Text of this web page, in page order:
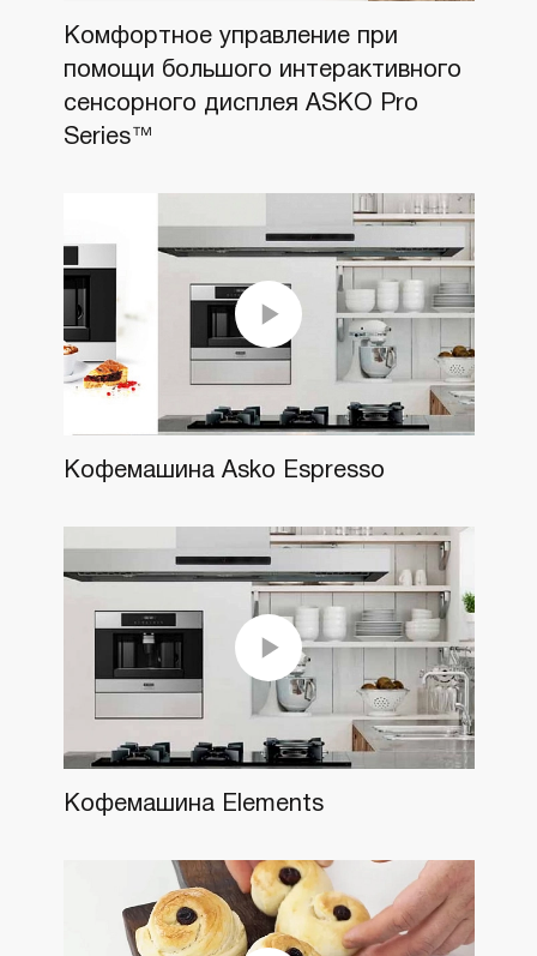
Комфортное управление при
помощи большого интерактивного
сенсорного дисплея ASKO Pro
Series™
Кофемашина Asko Espresso
Кофемашина Elements